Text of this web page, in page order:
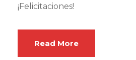
¡Felicitaciones!
Read More